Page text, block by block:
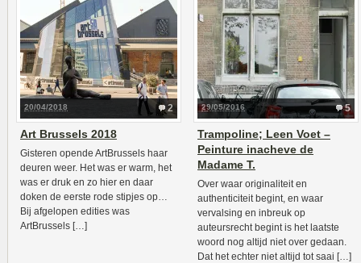
2
20/04/2018
Art Brussels 2018
Gisteren opende ArtBrussels haar
deuren weer. Het was er warm, het
was er druk en zo hier en daar
doken de eerste rode stipjes op…
Bij afgelopen edities was
ArtBrussels […]
5
29/05/2016
Trampoline; Leen Voet –
Peinture inacheve de
Madame T.
Over waar originaliteit en
authenticiteit begint, en waar
vervalsing en inbreuk op
auteursrecht begint is het laatste
woord nog altijd niet over gedaan.
Dat het echter niet altijd tot saai […]